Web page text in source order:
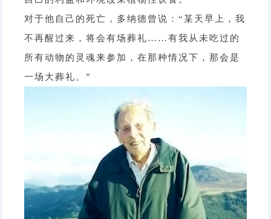
对于他自己的死亡，多纳德曾说：“某天早上，我
不再醒过来，将会有场葬礼……有我从未吃过的
所有动物的灵魂来参加，在那种情况下，那会是
一场大葬礼。”